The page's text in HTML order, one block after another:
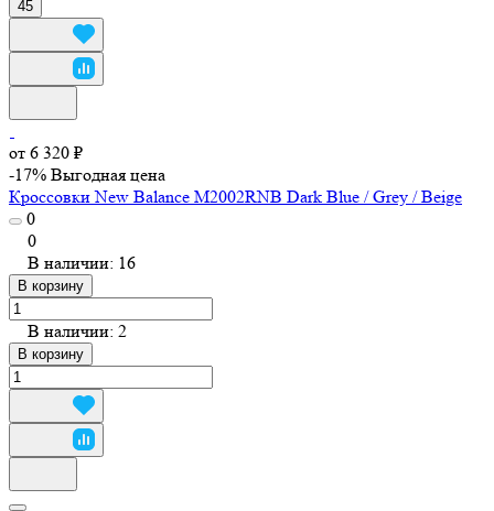
45
от 6 320 ₽
-17% Выгодная цена
Кроссовки New Balance M2002RNB Dark Blue / Grey / Beige
0
0
В наличии: 16
В корзину
В наличии: 2
В корзину